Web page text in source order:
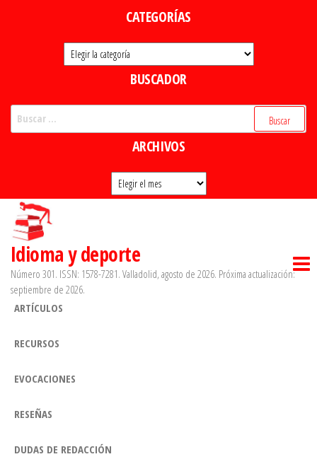
CATEGORÍAS
Categorías
BUSCADOR
ARCHIVOS
Archivos
Idioma y deporte
Número 301. ISSN: 1578-7281. Valladolid, agosto de 2026. Próxima actualización:
septiembre de 2026.
ARTÍCULOS
RECURSOS
EVOCACIONES
RESEÑAS
DUDAS DE REDACCIÓN